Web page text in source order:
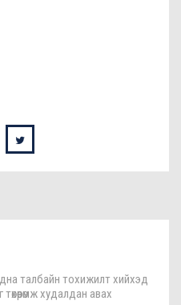
талбайн тохижилт хийхэд
худалдан авах